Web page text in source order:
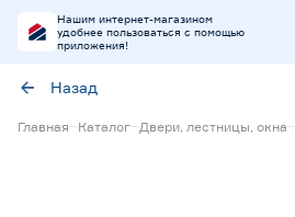
Нашим интернет-магазином
удобнее пользоваться с помощью
приложения!
Назад
Главная Каталог Двери, лестницы, окна